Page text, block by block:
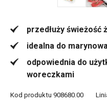
przedłuży świeżość
idealna do
odpowiednia do
woreczkami
Kod produktu 908680.00